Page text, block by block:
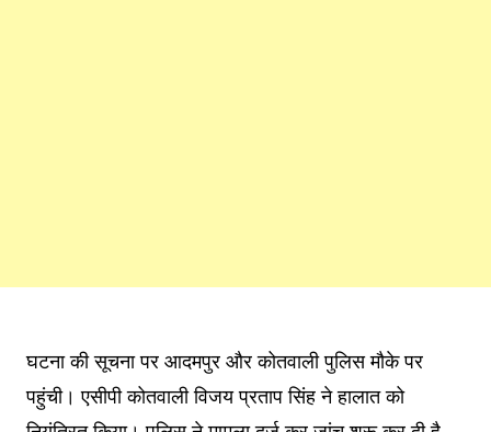
घटना की सूचना पर आदमपुर और कोतवाली पुलिस मौके पर
पहुंची। एसीपी कोतवाली विजय प्रताप सिंह ने हालात को